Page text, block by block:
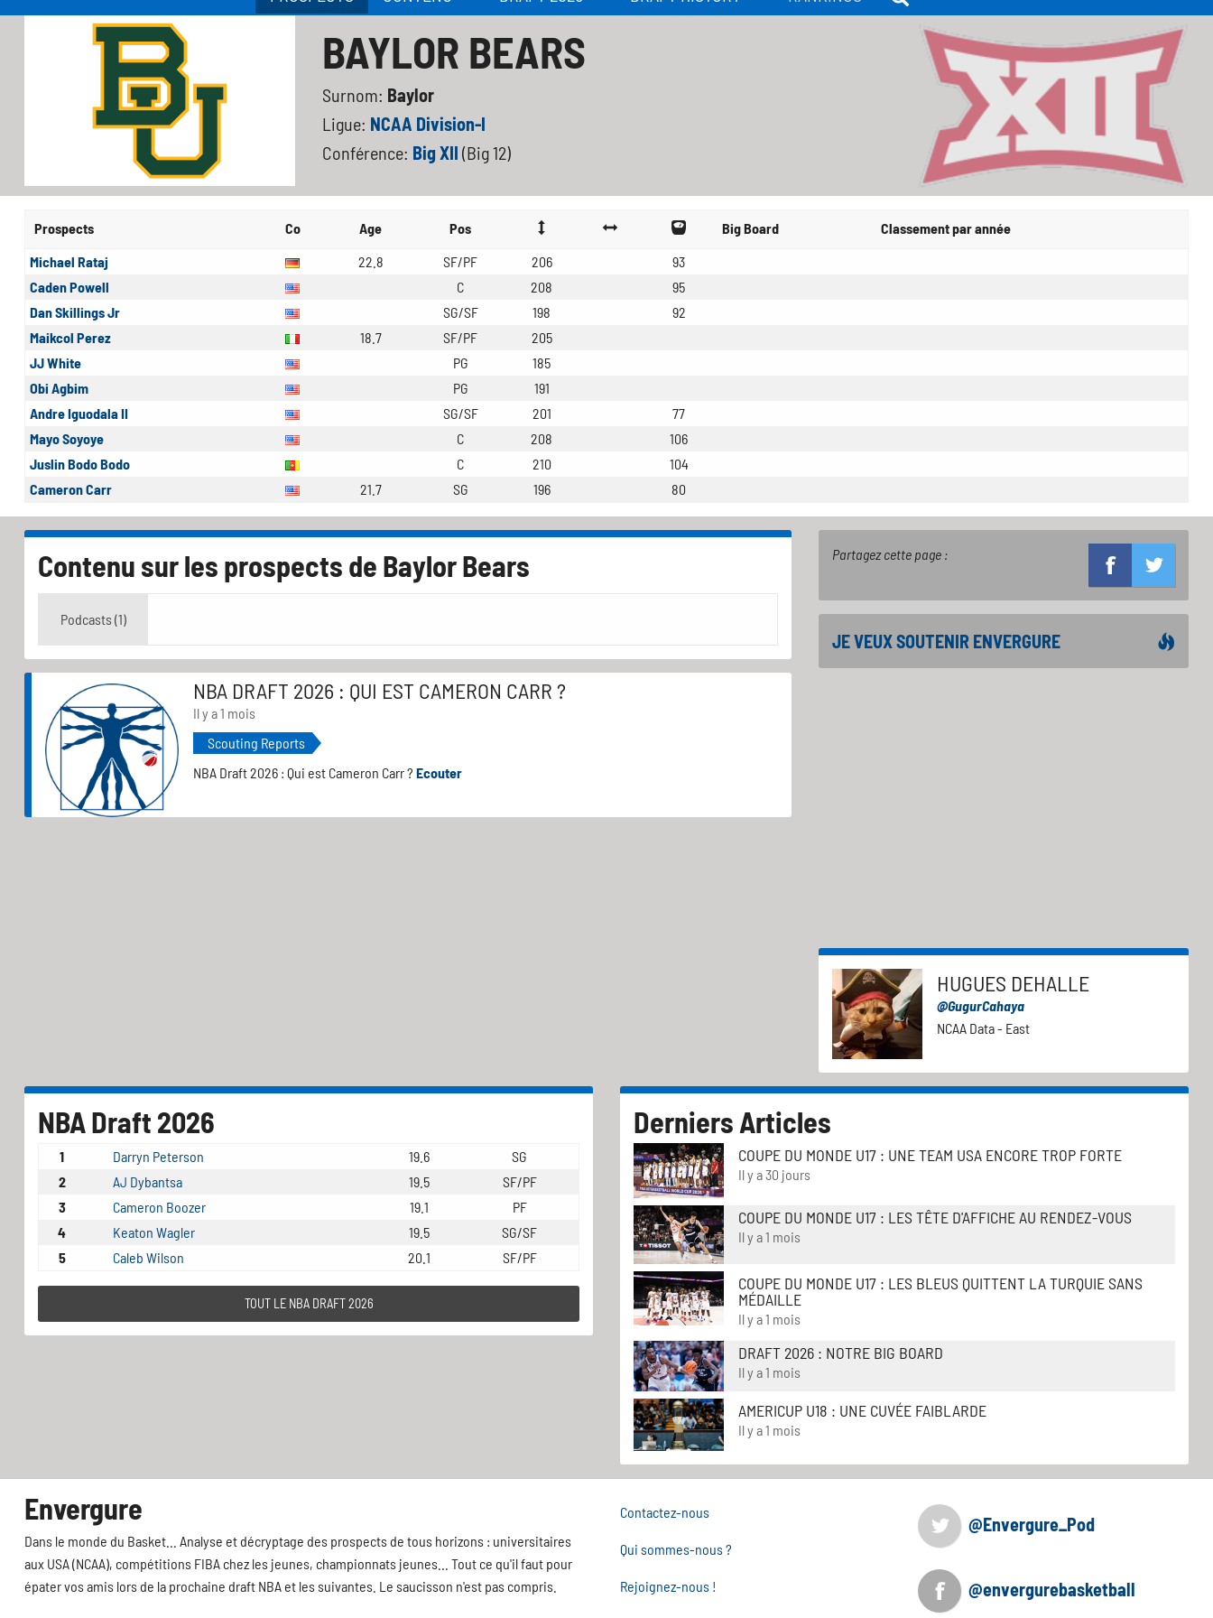
BAYLOR BEARS
Surnom: Baylor
Ligue: NCAA Division-I
Conférence: Big XII (Big 12)
Prospects Co Age Pos Big Board
Classement par année
Michael Rataj
22.8 SF/PF 206
93
Caden Powell
C 208
95
Dan Skillings Jr
SG/SF 198
92
Maikcol Perez
18.7 SF/PF
205
JJ White
PG
185
Obi Agbim
PG
191
Andre Iguodala II
SG/SF 201
77
Mayo Soyoye
C 208
106
Juslin Bodo Bodo
C 210
104
Cameron Carr
21.7 SG 196 80
Contenu sur les prospects de Baylor Bears
Podcasts (1)
NBA DRAFT 2026 : QUI EST CAMERON CARR ?
Il y a 1 mois
Scouting Reports
NBA Draft 2026 : Qui est Cameron Carr ? Ecouter
Partagez cette page :
JE VEUX SOUTENIR ENVERGURE
HUGUES DEHALLE
@GugurCahaya
NCAA Data - East
NBA Draft 2026
1 Darryn Peterson 19.6
SG
2
AJ Dybantsa 19.5
SF/PF
3
Cameron Boozer 19.1
PF
4
Keaton Wagler 19.5
SG/SF
5
Caleb Wilson 20.1 SF/PF
TOUT LE NBA DRAFT 2026
Derniers Articles
COUPE DU MONDE U17 : UNE TEAM USA ENCORE TROP FORTE
Il y a 30 jours
COUPE DU MONDE U17 : LES TÊTE D'AFFICHE AU RENDEZ-VOUS
Il y a 1 mois
COUPE DU MONDE U17 : LES BLEUS QUITTENT LA TURQUIE SANS
MÉDAILLE
Il y a 1 mois
DRAFT 2026 : NOTRE BIG BOARD
Il y a 1 mois
AMERICUP U18 : UNE CUVÉE FAIBLARDE
Il y a 1 mois
Envergure
Dans le monde du Basket... Analyse et décryptage des prospects de tous horizons : universitaires
aux USA (NCAA), compétitions FIBA chez les jeunes, championnats jeunes... Tout ce qu'il faut pour
épater vos amis lors de la prochaine draft NBA et les suivantes. Le saucisson n'est pas compris.
Contactez-nous
Qui sommes-nous ?
Rejoignez-nous !
@Envergure_Pod
@envergurebasketball